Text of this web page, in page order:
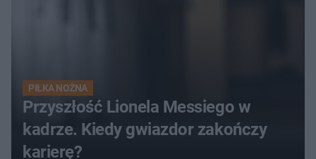
PIŁKA NOŻNA
Przyszłość Lionela Messiego w
kadrze. Kiedy gwiazdor zakończy
karierę?